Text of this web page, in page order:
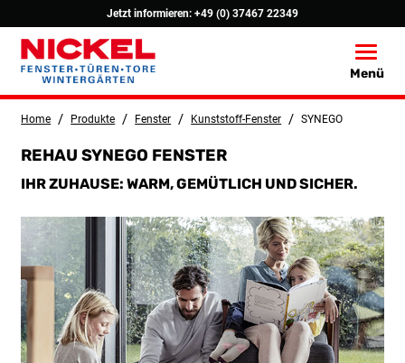
Jetzt informieren: +49 (0) 37467 22349
Menü
Home / Produkte / Fenster / Kunststoff-Fenster / SYNEGO
REHAU SYNEGO FENSTER
IHR ZUHAUSE: WARM, GEMÜTLICH UND SICHER.